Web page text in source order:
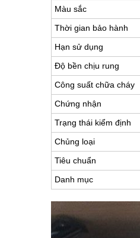
Màu sắc
Thời gian bảo hành
Hạn sử dụng
Độ bền chịu rung
Công suất chữa cháy
Chứng nhận
Trạng thái kiểm định
Chủng loại
Tiêu chuẩn
Danh mục